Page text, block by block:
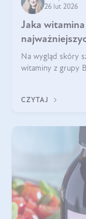
26 lut 2026
Jaka
Na wygląd skóry
witaminy z grupy
CZYTAJ